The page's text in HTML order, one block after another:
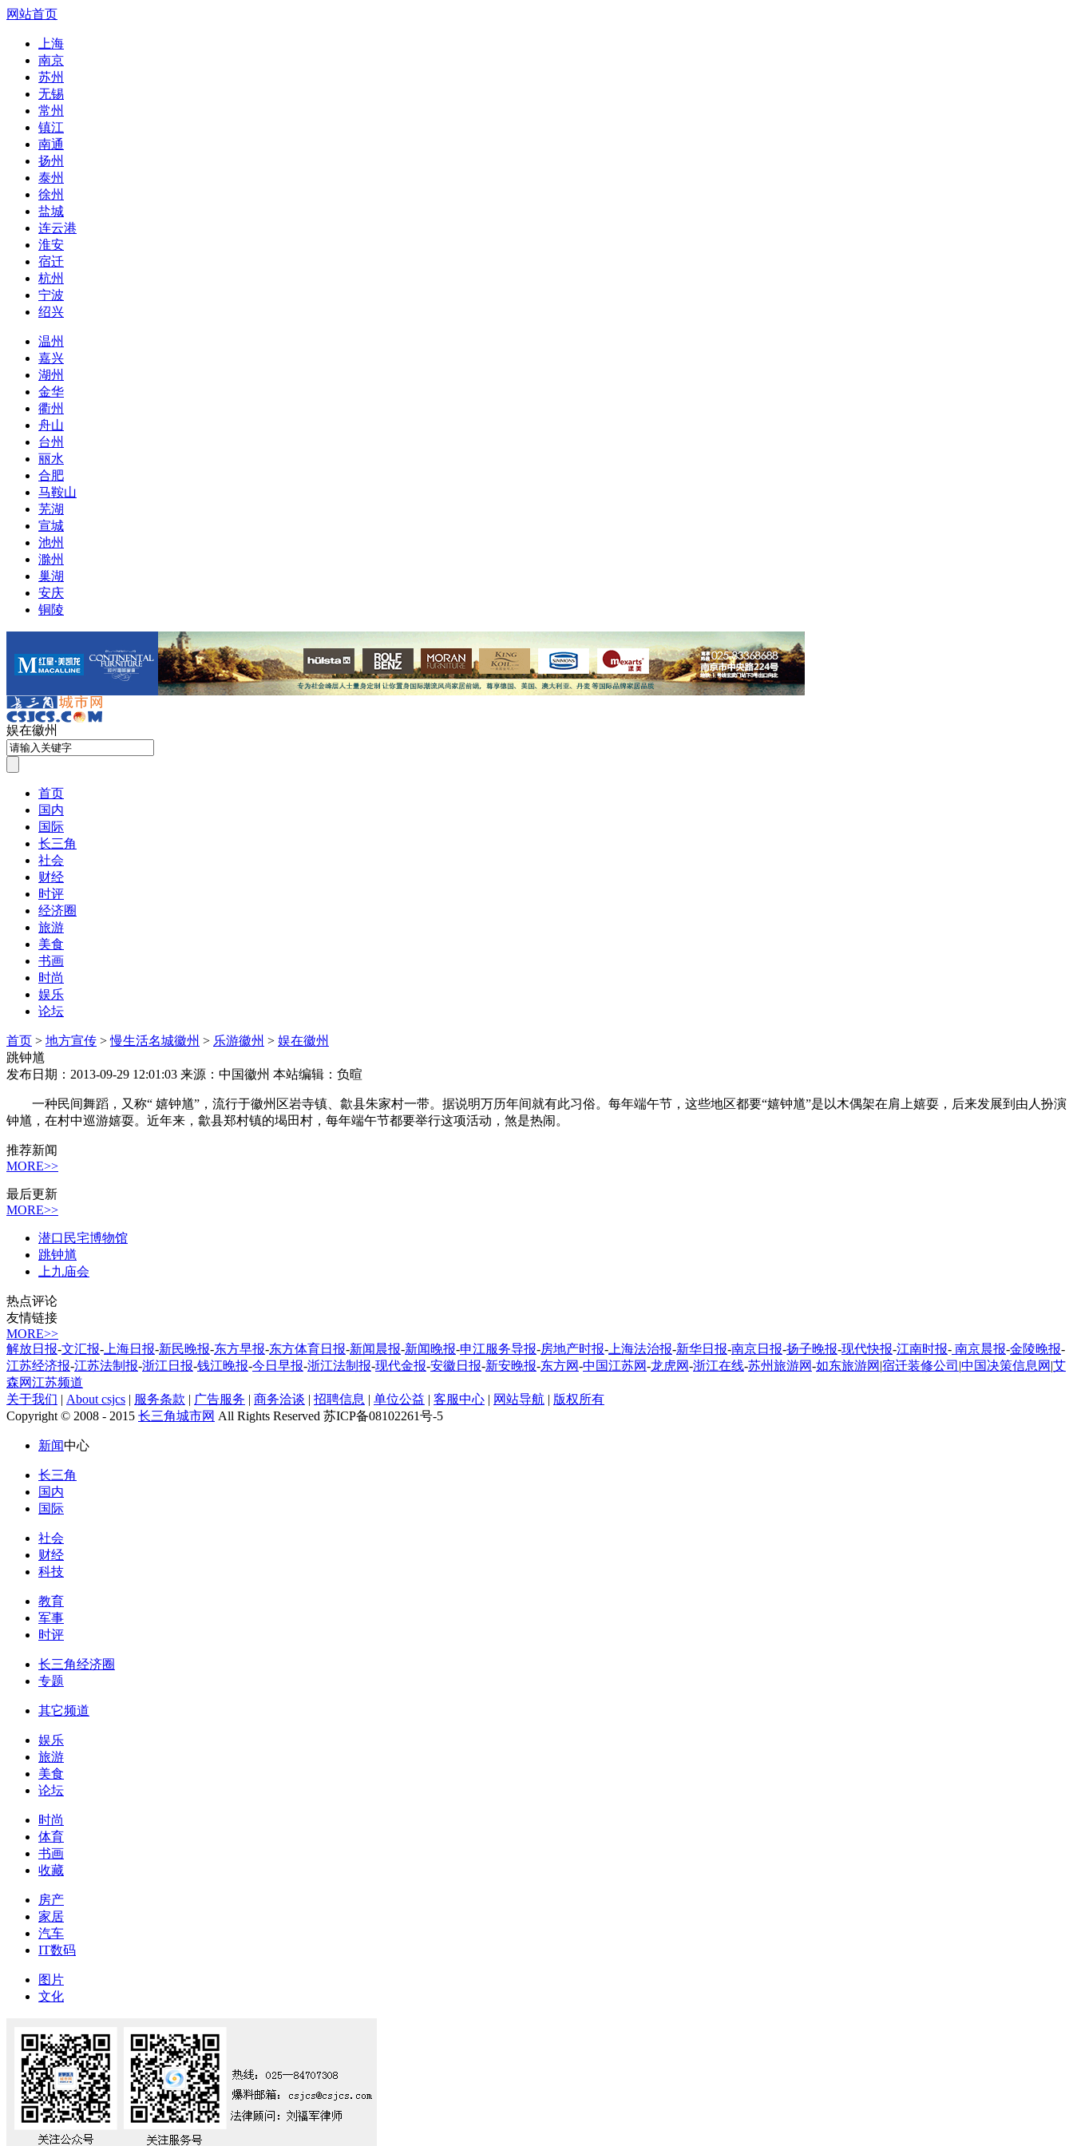
网站首页
上海
南京
苏州
无锡
常州
镇江
南通
扬州
泰州
徐州
盐城
连云港
淮安
宿迁
杭州
宁波
绍兴
温州
嘉兴
湖州
金华
衢州
舟山
台州
丽水
合肥
马鞍山
芜湖
宣城
池州
滁州
巢湖
安庆
铜陵
娱在徽州
首页
国内
国际
长三角
社会
财经
时评
经济圈
旅游
美食
书画
时尚
娱乐
论坛
首页 > 地方宣传 >慢生活名城徽州 > 乐游徽州 > 娱在徽州
跳钟馗
发布日期：2013-09-29 12:01:03 来源：中国徽州 本站编辑：负暄
一种民间舞蹈，又称“ 嬉钟馗”，流行于徽州区岩寺镇、歙县朱家村一带。据说明万历年间就有此习俗。每年端午节，这些地区都要“嬉钟馗”是以木偶架在肩上嬉耍，后来发展到由人扮演
钟馗，在村中巡游嬉耍。近年来，歙县郑村镇的堨田村，每年端午节都要举行这项活动，煞是热闹。
推荐新闻
MORE>>
最后更新
MORE>>
潜口民宅博物馆
跳钟馗
上九庙会
热点评论
友情链接
MORE>>
解放日报-文汇报- 上海日报-新民晚报-东方早报-东方体育日报-新闻晨报-新闻晚报-申江服务导报-房地产时报- 上海法治报-新华日报-南京日报-扬子晚报-现代快报-江南时报- 南京晨报-金陵晚报-
江苏经济报-江苏法制报-浙江日报-钱江晚报-今日早报-浙江法制报-现代金报-安徽日报-新安晚报-东方网-中国江苏网-龙虎网-浙江在线-苏州旅游网-如东旅游网 |宿迁装修公司 |中国决策信息网 |艾
森网江苏频道
关于我们 | About csjcs | 服务条款 | 广告服务 | 商务洽谈 | 招聘信息 | 单位公益 | 客服中心 | 网站导航 | 版权所有
Copyright © 2008 - 2015 长三角城市网 All Rights Reserved 苏ICP备08102261号-5
新闻中心
长三角
国内
国际
社会
财经
科技
教育
军事
时评
长三角经济圈
专题
其它频道
娱乐
旅游
美食
论坛
时尚
体育
书画
收藏
房产
家居
汽车
IT数码
图片
文化